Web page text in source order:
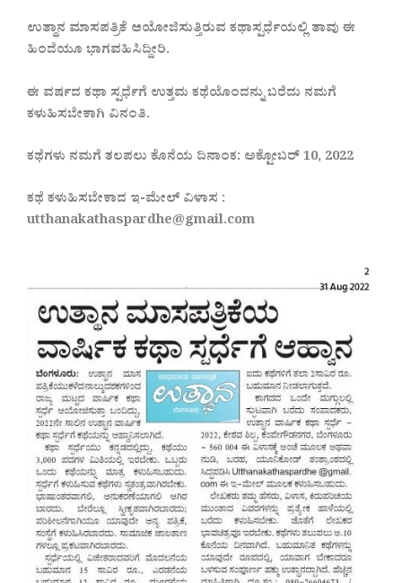
ಉತ್ಥಾನ ಮಾಸಪತ್ರಿಕೆ ಆಯೋಜಿಸುತ್ತಿರುವ ಕಥಾಸ್ಪರ್ಧೆಯಲ್ಲಿ ತಾವು ಈ
ಹಿಂದೆಯೂ ಭಾಗವಹಿಸಿದ್ದೀರಿ.
ಈ ವರ್ಷದ ಕಥಾ ಸ್ಪರ್ಧೆಗೆ ಉತ್ತಮ ಕಥೆಯೊಂದನ್ನು ಬರೆದು ನಮಗೆ
ಕಳುಹಿಸಬೇಕಾಗಿ ವಿನಂತಿ.
ಕಥೆಗಳು ನಮಗೆ ತಲಪಲು ಕೊನೆಯ ದಿನಾಂಕ: ಅಕ್ಟೋಬರ್ 10, 2022
ಕಥೆ ಕಳುಹಿಸಬೇಕಾದ ಇ-ಮೇಲ್ ವಿಳಾಸ :
utthanakathaspardhe@gmail.com